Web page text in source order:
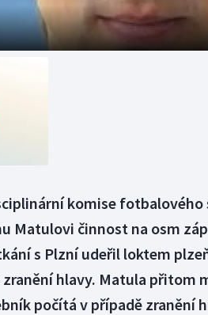
komise
Matulovi činnost na osm
s Plzní udeřil loktem
zranění hlavy. Matula přitom
počítá v případě zranění